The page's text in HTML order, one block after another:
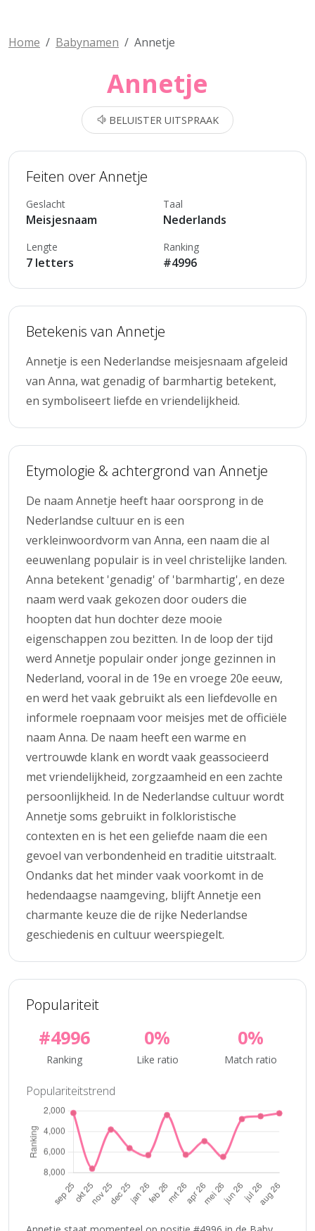
Home Babynamen Annetje
Annetje
BELUISTER UITSPRAAK
Feiten over Annetje
Geslacht
Meisjesnaam
Taal
Nederlands
Lengte
7 letters
Ranking
#4996
Betekenis van Annetje
Annetje is een Nederlandse meisjesnaam afgeleid
van Anna, wat genadig of barmhartig betekent,
en symboliseert liefde en vriendelijkheid.
Etymologie & achtergrond van Annetje
De naam Annetje heeft haar oorsprong in de
Nederlandse cultuur en is een
verkleinwoordvorm van Anna, een naam die al
eeuwenlang populair is in veel christelijke landen.
Anna betekent 'genadig' of 'barmhartig', en deze
naam werd vaak gekozen door ouders die
hoopten dat hun dochter deze mooie
eigenschappen zou bezitten. In de loop der tijd
werd Annetje populair onder jonge gezinnen in
Nederland, vooral in de 19e en vroege 20e eeuw,
en werd het vaak gebruikt als een liefdevolle en
informele roepnaam voor meisjes met de officiële
naam Anna. De naam heeft een warme en
vertrouwde klank en wordt vaak geassocieerd
met vriendelijkheid, zorgzaamheid en een zachte
persoonlijkheid. In de Nederlandse cultuur wordt
Annetje soms gebruikt in folkloristische
contexten en is het een geliefde naam die een
gevoel van verbondenheid en traditie uitstraalt.
Ondanks dat het minder vaak voorkomt in de
hedendaagse naamgeving, blijft Annetje een
charmante keuze die de rijke Nederlandse
geschiedenis en cultuur weerspiegelt.
Populariteit
#4996
Ranking
0%
Like ratio
0%
Match ratio
Populariteitstrend